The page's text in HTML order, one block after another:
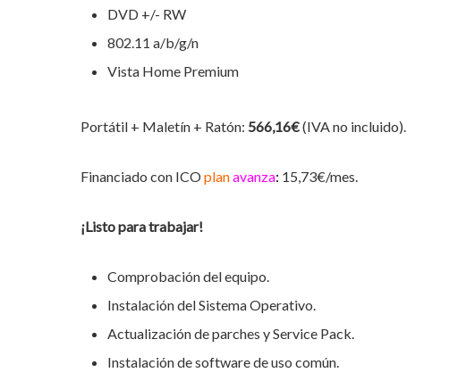
Hit enter to search or ESC to close
DVD +/- RW
802.11 a/b/g/n
Vista Home Premium
Portátil + Maletín + Ratón: 566,16€(IVA no incluido).
Financiado con ICOplanavanza: 15,73€/mes.
¡Listo para trabajar!
Comprobación del equipo.
Instalación del Sistema Operativo.
Actualización de parches y Service Pack.
Instalación de software de uso común.